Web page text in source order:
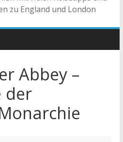
zu England und London
Abbey –
der